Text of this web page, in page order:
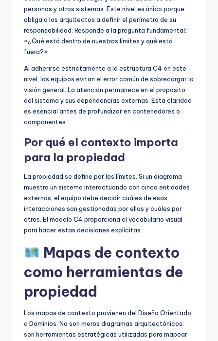
personas y otros sistemas. Este nivel es único porque
obliga a los arquitectos a definir el perímetro de su
responsabilidad. Responde a la pregunta fundamental:
«¿Qué está dentro de nuestros límites y qué está
fuera?»
Al adherirse estrictamente a la estructura C4 en este
nivel, los equipos evitan el error común de sobrecargar la
visión general. La atención permanece en el propósito
del sistema y sus dependencias externas. Esta claridad
es esencial antes de profundizar en contenedores o
componentes.
Por qué el contexto importa
para la propiedad
La propiedad se define por los límites. Si un diagrama
muestra un sistema interactuando con cinco entidades
externas, el equipo debe decidir cuáles de esas
interacciones son gestionadas por ellos y cuáles por
otros. El modelo C4 proporciona el vocabulario visual
para hacer estas decisiones explícitas.
Mapas de contexto
como herramientas de
propiedad
Los mapas de contexto provienen del Diseño Orientado
a Dominios. No son meros diagramas arquitectónicos;
son herramientas estratégicas utilizadas para mapear